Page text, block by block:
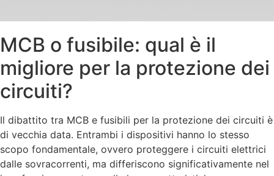
MCB o fusibile: qual è il
migliore per la protezione dei
circuiti?
Il dibattito tra MCB e fusibili per la protezione dei circuiti è
di vecchia data. Entrambi i dispositivi hanno lo stesso
scopo fondamentale, ovvero proteggere i circuiti elettrici
dalle sovracorrenti, ma differiscono significativamente nel